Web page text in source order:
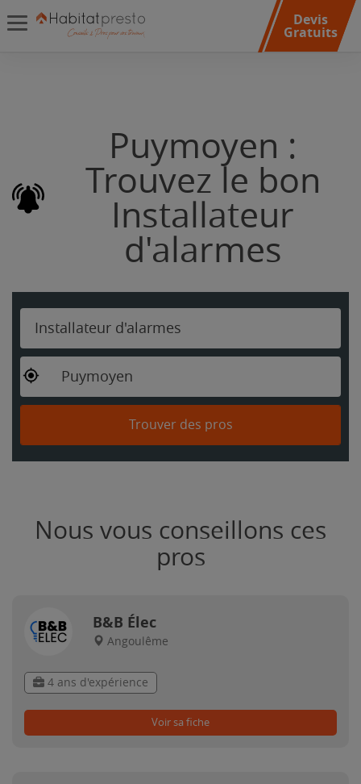
Devis
Gratuits
Puymoyen :
Trouvez le bon
Installateur
d'alarmes
Installateur d'alarmes
Puymoyen
Trouver des pros
Nous vous conseillons ces
pros
B&B Élec
Angoulême
4 ans d'expérience
Voir sa fiche